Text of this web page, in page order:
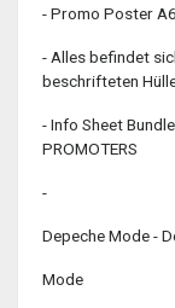
- Promo Poster
- Alles befindet
beschrifteten
- Info Sheet
PROMOTERS
-
Depeche Mode -
Mode